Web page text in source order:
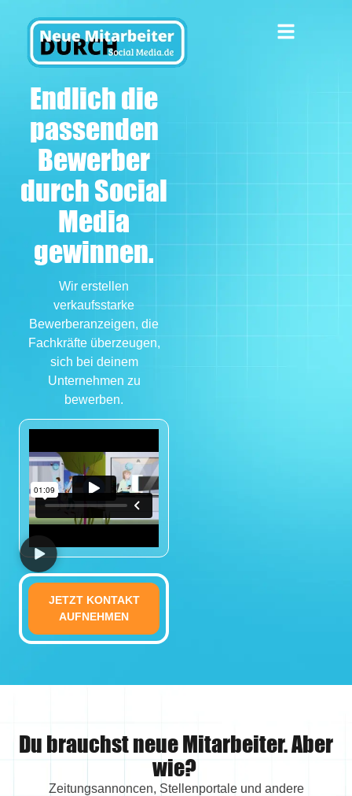
Endlich die
passenden
Bewerber
durch Social
Media
gewinnen.
Wir erstellen
verkaufsstarke
Bewerberanzeigen, die
Fachkräfte überzeugen,
sich bei deinem
Unternehmen zu
bewerben.
JETZT KONTAKT
AUFNEHMEN
Du brauchst neue Mitarbeiter. Aber
wie?
Zeitungsannoncen, Stellenportale und andere